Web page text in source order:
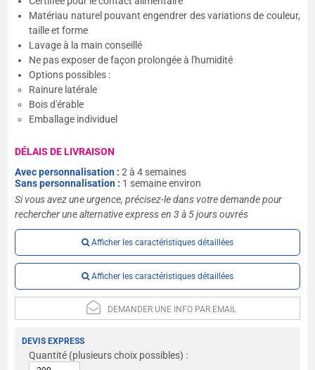
Matériau naturel pouvant engendrer des variations de couleur,
taille et forme
Lavage à la main conseillé
Ne pas exposer de façon prolongée à l'humidité
Options possibles :
Rainure latérale
Bois d'érable
Emballage individuel
DÉLAIS DE LIVRAISON
Avec personnalisation :2 à 4 semaines
Sans personnalisation : 1 semaine environ
Si vous avez une urgence, précisez-le dans votre demande pour
rechercher une alternative express en 3 à 5 jours ouvrés
Afficher les caractéristiques détaillées
Afficher les caractéristiques détaillées
DEMANDER UNE INFO PAR EMAIL
DEVIS EXPRESS
Quantité (plusieurs choix possibles) :